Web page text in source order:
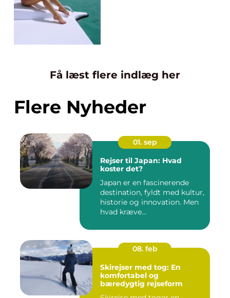
Få læst flere indlæg her
Flere Nyheder
01. sep
Rejser til Japan: Hvad
koster det?
Japan er en fascinerende
destination, fyldt med kultur,
historie og innovation. Men
hvad kræve...
08. feb
Skirejser med tog: En
komfortabel og
bæredygtig rejseform